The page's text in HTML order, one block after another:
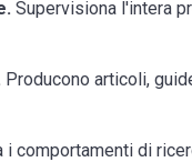
Supervisiona l'intera
Producono articoli,
i comportamenti di